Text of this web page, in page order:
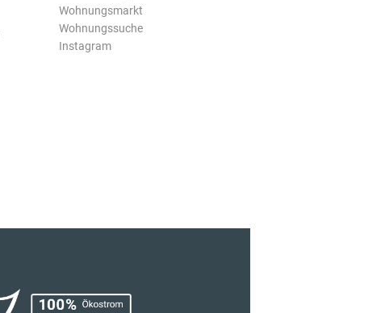
Wohnungsmarkt
Wohnungssuche
Instagram